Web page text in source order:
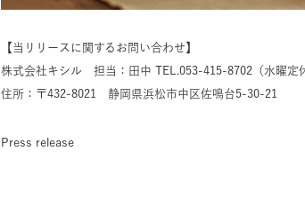
【当リリースに関するお問い合わせ】
株式会社キシル 担当：田中 TEL.053-415-8702（水曜定
住所：〒432-8021 静岡県浜松市中区佐鳴台5-30-21
Press release